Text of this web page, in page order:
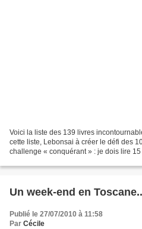
Voici la liste des 139 livres
cette liste, Lebonsai à créer le défi des
challenge « conquérant » : je dois lire
Un week-end en
Publié le 27/07/2010 à 11:58
Par Cécile